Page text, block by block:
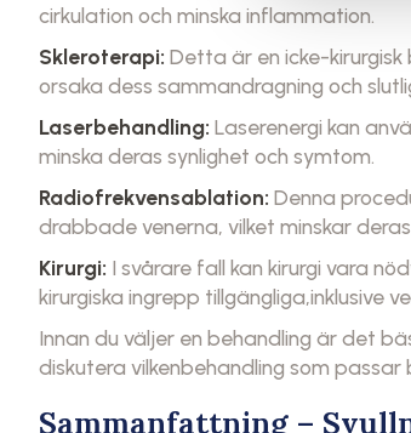
cirkulation och minska inflammation.
Skleroterapi: Detta är en icke-
orsaka dess sammandragning och
Laserbehandling: Laserenergi kan
minska deras synlighet och symtom.
Radiofrekvensablation: Denna
drabbade venerna, vilket minskar
Kirurgi: I svårare fall kan kirurgi vara
kirurgiska ingrepp tillgängliga,inklusive
Innan du väljer en behandling är det
diskutera vilkenbehandling som
Sammanfattning –